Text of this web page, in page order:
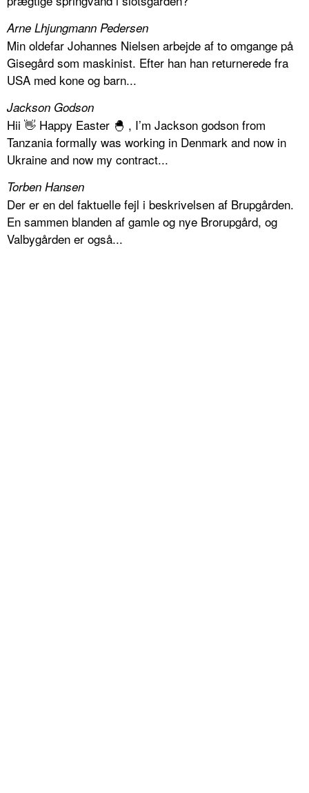
Arne Lhjungmann Pedersen
Min oldefar Johannes Nielsen arbejde af to omgange på
Gisegård som maskinist. Efter han han returnerede fra
USA med kone og barn...
Jackson Godson
Hii 👋 Happy Easter 🐣 , I’m Jackson godson from
Tanzania formally was working in Denmark and now in
Ukraine and now my contract...
Torben Hansen
Der er en del faktuelle fejl i beskrivelsen af Brupgården.
En sammen blanden af gamle og nye Brorupgård, og
Valbygården er også...